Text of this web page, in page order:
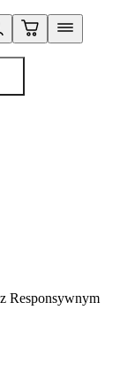
Responsywnym